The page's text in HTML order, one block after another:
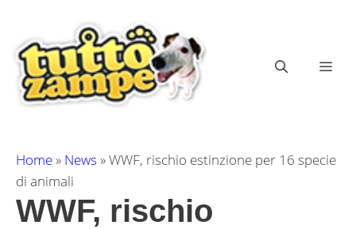
contenuto
Home» News »WWF, rischio estinzione per 16 specie
di animali
WWF, rischio